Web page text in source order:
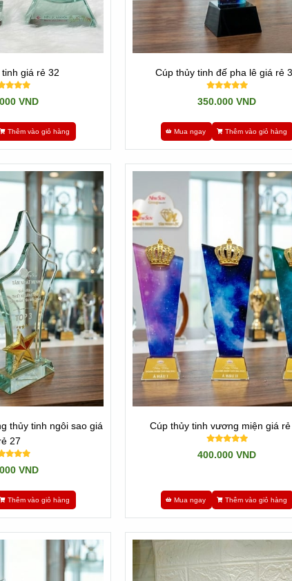
Cúp Sản xuất ở Việt nam
không thể làm những sản phẩm Quá tinh tế như dòng nhập
này. Đồng thời là xưởng sản xuất trực tiếp những sản phẩm mà
kiện trong cả nước!
giá rẻ 32
VND
Thêm vào giỏ hàng
Cúp thủy tinh đế pha lê giá rẻ
350.000 VND
Mua ngay Thêm vào giỏ hàng
thủy tinh ngôi sao giá
27
VND
Thêm vào giỏ hàng
Cúp thủy tinh vương miện giá
400.000 VND
Mua ngay Thêm vào giỏ hàng